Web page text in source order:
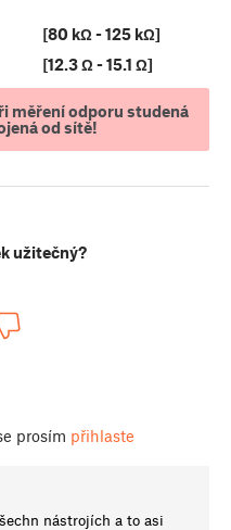
[80 kΩ - 125 kΩ]
[12.3 Ω - 15.1 Ω]
měření odporu studená
od sítě!
užitečný?
prosím přihlaste
nástrojích a to asi